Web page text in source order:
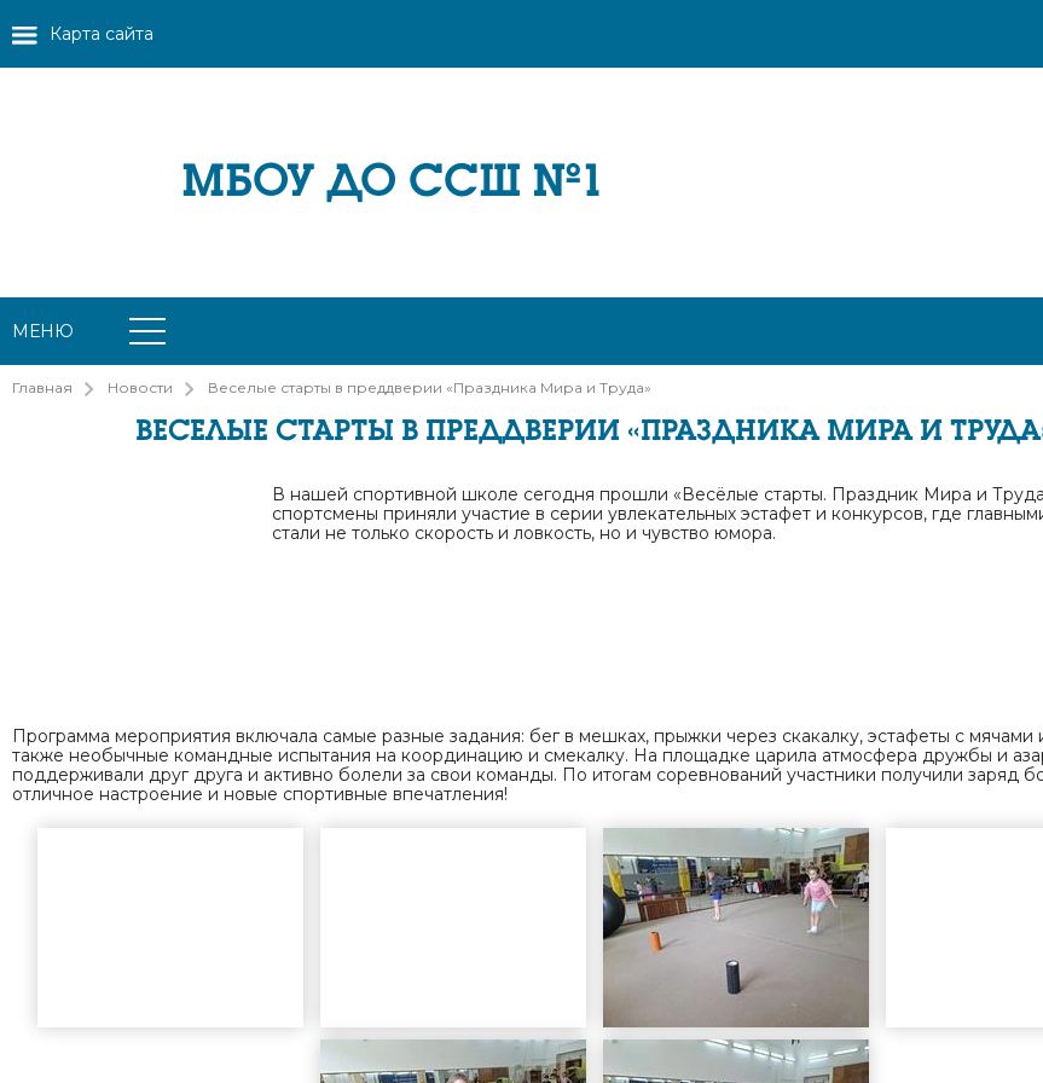
Карта сайта
МБОУ ДО ССШ №1
МЕНЮ
Главная Новости Веселые старты в преддверии «Праздника Мира и Труда»
ВЕСЕЛЫЕ СТАРТЫ В ПРЕДДВЕРИИ «ПРАЗДНИКА МИРА И
В нашей спортивной школе сегодня прошли «Весёлые старты. Праздник Мира и
спортсмены приняли участие в серии увлекательных эстафет и конкурсов, где
стали не только скорость и ловкость, но и чувство юмора.
Программа мероприятия включала самые разные задания: бег в мешках, прыжки через скакалку, эстафеты с мячами
также необычные командные испытания на координацию и смекалку. На площадке царила атмосфера дружбы и
поддерживали друг друга и активно болели за свои команды. По итогам соревнований участники получили заряд
отличное настроение и новые спортивные впечатления!